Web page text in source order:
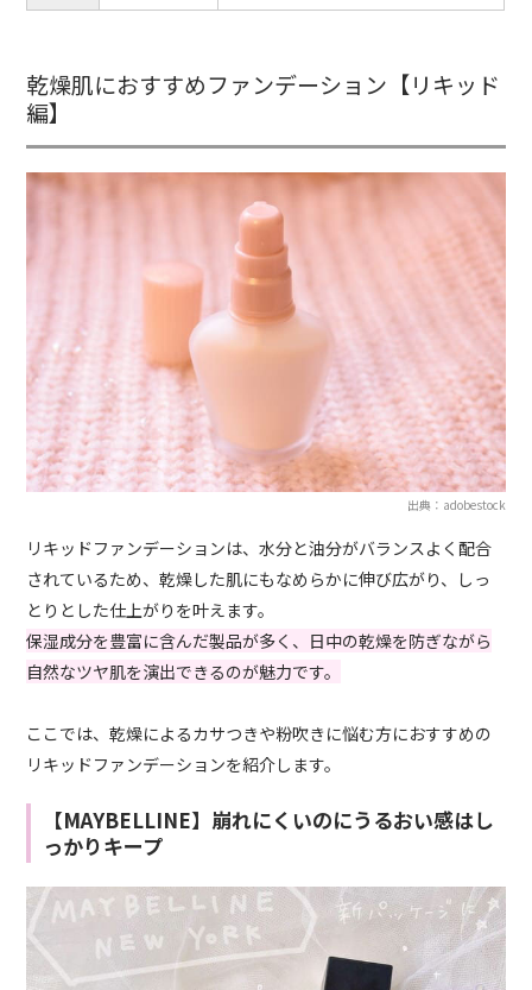
乾燥肌におすすめファンデーション【リキッド
編】
出典：adobestock
リキッドファンデーションは、水分と油分がバランスよく配合
されているため、乾燥した肌にもなめらかに伸び広がり、しっ
とりとした仕上がりを叶えます。
保湿成分を豊富に含んだ製品が多く、日中の乾燥を防ぎながら
自然なツヤ肌を演出できるのが魅力です。
ここでは、乾燥によるカサつきや粉吹きに悩む方におすすめの
リキッドファンデーションを紹介します。
【MAYBELLINE】崩れにくいのにうるおい感はし
っかりキープ